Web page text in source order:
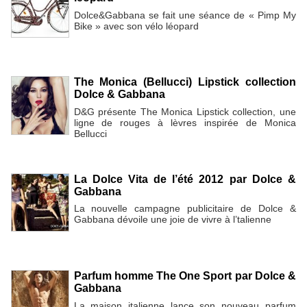
Dolce&Gabbana se fait une séance de « Pimp My
Bike » avec son vélo léopard
The Monica (Bellucci) Lipstick collection
Dolce & Gabbana
D&G présente The Monica Lipstick collection, une
ligne de rouges à lèvres inspirée de Monica
Bellucci
La Dolce Vita de l’été 2012 par Dolce &
Gabbana
La nouvelle campagne publicitaire de Dolce &
Gabbana dévoile une joie de vivre à l’talienne
Parfum homme The One Sport par Dolce &
Gabbana